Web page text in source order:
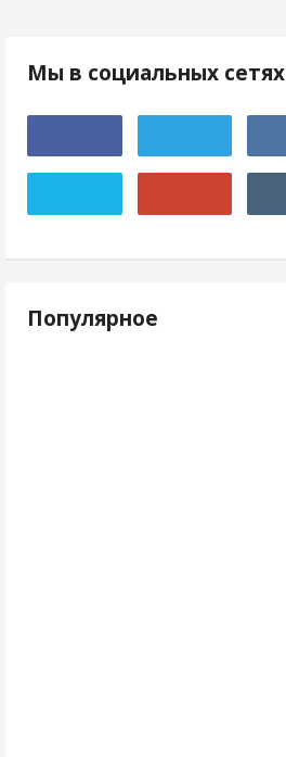
Мы в социальных сетях
Популярное